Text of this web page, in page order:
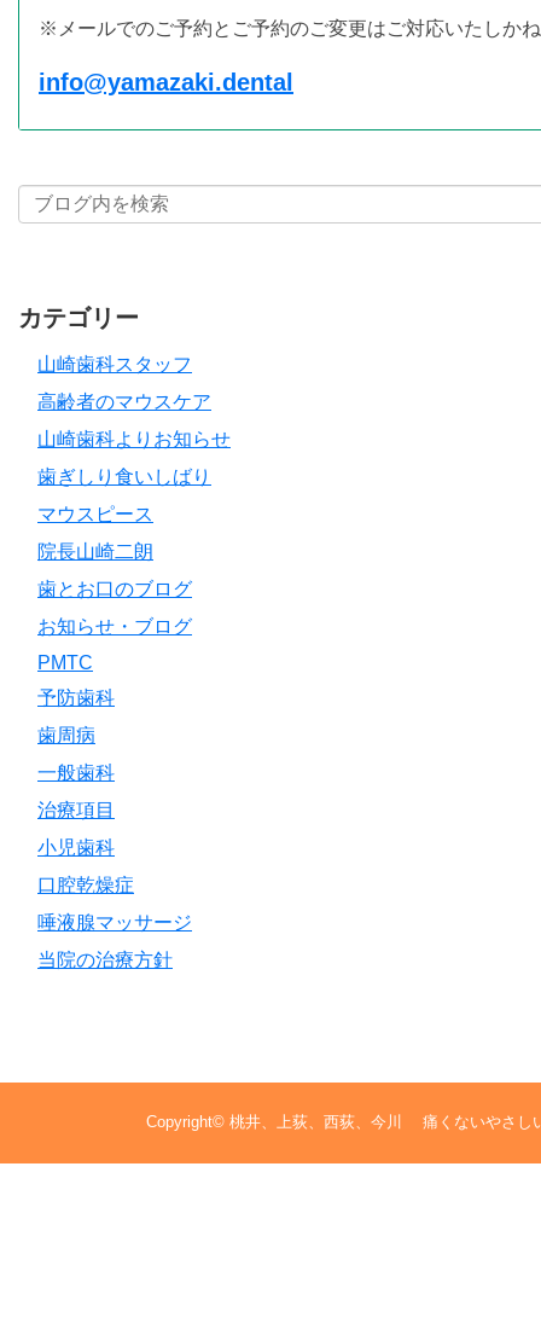
※メールでのご予約とご予約のご変更はご対応いたしか
info@yamazaki.dental
カテゴリー
山崎歯科スタッフ
高齢者のマウスケア
山崎歯科よりお知らせ
歯ぎしり食いしばり
マウスピース
院長山崎二朗
歯とお口のブログ
お知らせ・ブログ
PMTC
予防歯科
歯周病
一般歯科
治療項目
小児歯科
口腔乾燥症
唾液腺マッサージ
当院の治療方針
Copyright© 桃井、上荻、西荻、今川 痛くないやさし